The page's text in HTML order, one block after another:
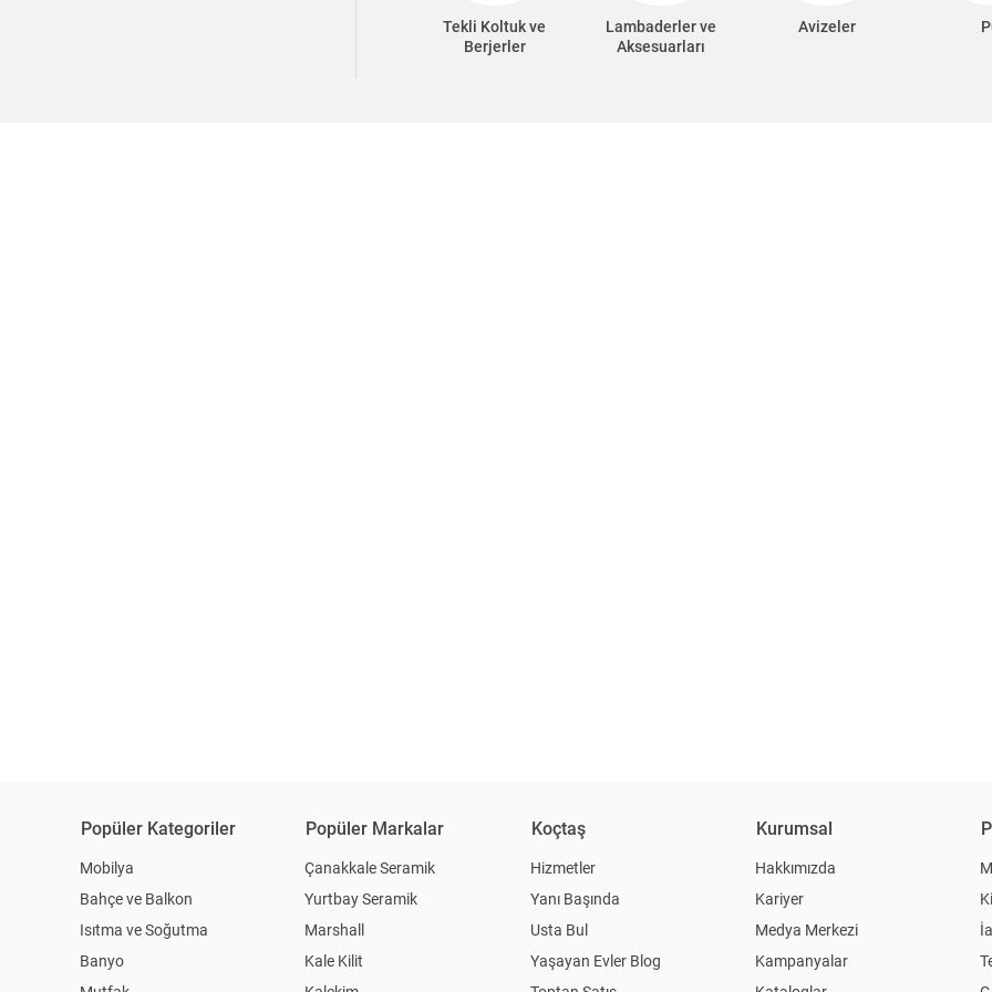
Tekli Koltuk ve
Berjerler
Lambaderler ve
Aksesuarları
Avizeler
Popüler Kategoriler
Mobilya
Bahçe ve Balkon
Isıtma ve Soğutma
Banyo
Popüler Markalar
Çanakkale Seramik
Yurtbay Seramik
Marshall
Kale Kilit
Koçtaş
Hizmetler
Yanı Başında
Usta Bul
Yaşayan Evler Blog
Kurumsal
Hakkımızda
Kariyer
Medya Merkezi
Kampanyalar